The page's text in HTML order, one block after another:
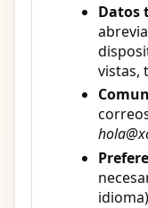
Datos
vistas,